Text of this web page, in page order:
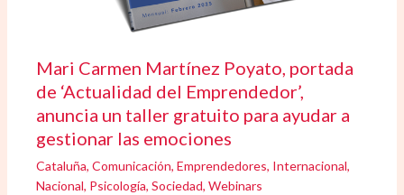
Mari Carmen Martínez Poyato, portada
de ‘Actualidad del Emprendedor’,
anuncia un taller gratuito para ayudar a
gestionar las emociones
Cataluña,Comunicación,Emprendedores, Internacional,
Nacional, Psicología,Sociedad,Webinars